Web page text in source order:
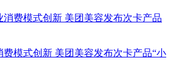
费模式创新 美团美容发布次卡产品“小